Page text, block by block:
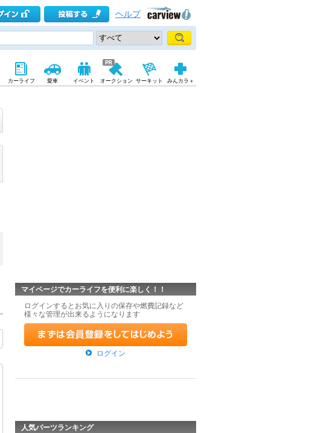
ヘルプ
カーライフ 愛車 イベント オークション サーキット みんカラ＋
マイページでカーライフを便利に楽しく！！
ログインするとお気に入りの保存や燃費記録など
様々な管理が出来るようになります
ログイン
人気パーツランキング